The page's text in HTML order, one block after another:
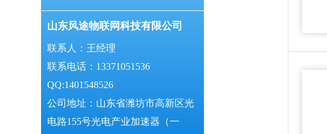
山东风途物联网科技有限公司
联系人：王经理
联系电话：13371051536
QQ:1401548526
公司地址：山东省潍坊市高新区光
电路155号光电产业加速器（一